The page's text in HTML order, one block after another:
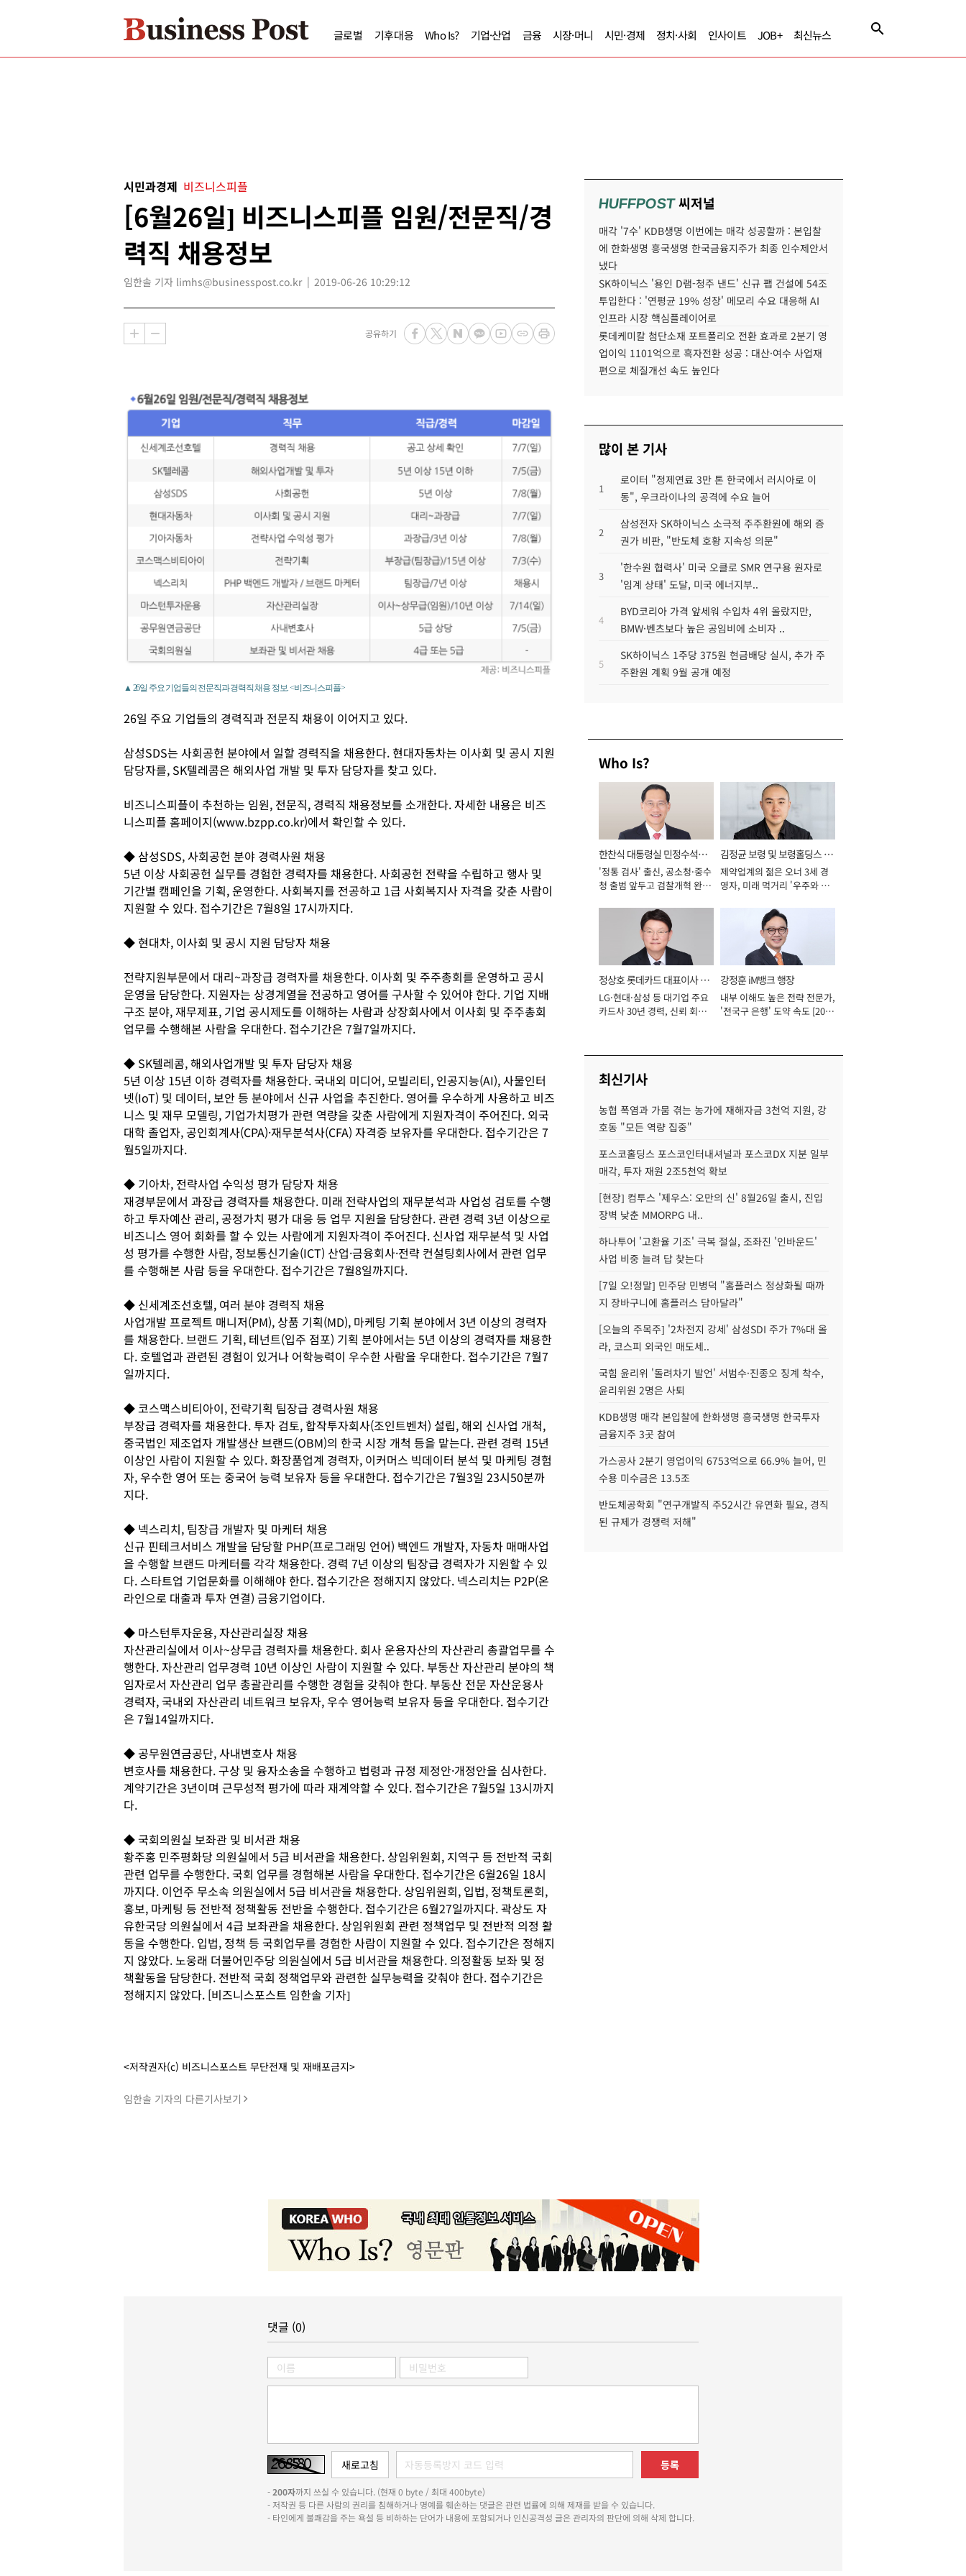
글로벌 기후대응 Who Is? 기업·산업 금융 시장·머니 시민·경제 정치·사회 인사이트 JOB+ 최신뉴스
시민과경제 비즈니스피플
[6월26일] 비즈니스피플 임원/전문직/경
력직 채용정보
임한솔 기자 limhs@businesspost.co.kr 2019-06-26 10:29:12
공유하기
▲ 26일 주요 기업들의 전문직과 경력직 채용 정보. <비즈니스피플>
26일 주요 기업들의 경력직과 전문직 채용이 이어지고 있다.
삼성SDS는 사회공헌 분야에서 일할 경력직을 채용한다. 현대자동차는 이사회 및 공시 지원
담당자를, SK텔레콤은 해외사업 개발 및 투자 담당자를 찾고 있다.
비즈니스피플이 추천하는 임원, 전문직, 경력직 채용정보를 소개한다. 자세한 내용은 비즈
니스피플 홈페이지(www.bzpp.co.kr)에서 확인할 수 있다.
◆ 삼성SDS, 사회공헌 분야 경력사원 채용
5년 이상 사회공헌 실무를 경험한 경력자를 채용한다. 사회공헌 전략을 수립하고 행사 및
기간별 캠페인을 기획, 운영한다. 사회복지를 전공하고 1급 사회복지사 자격을 갖춘 사람이
지원할 수 있다. 접수기간은 7월8일 17시까지다.
◆ 현대차, 이사회 및 공시 지원 담당자 채용
전략지원부문에서 대리~과장급 경력자를 채용한다. 이사회 및 주주총회를 운영하고 공시
운영을 담당한다. 지원자는 상경계열을 전공하고 영어를 구사할 수 있어야 한다. 기업 지배
구조 분야, 재무제표, 기업 공시제도를 이해하는 사람과 상장회사에서 이사회 및 주주총회
업무를 수행해본 사람을 우대한다. 접수기간은 7월7일까지다.
◆ SK텔레콤, 해외사업개발 및 투자 담당자 채용
5년 이상 15년 이하 경력자를 채용한다. 국내외 미디어, 모빌리티, 인공지능(AI), 사물인터
넷(IoT) 및 데이터, 보안 등 분야에서 신규 사업을 추진한다. 영어를 우수하게 사용하고 비즈
니스 및 재무 모델링, 기업가치평가 관련 역량을 갖춘 사람에게 지원자격이 주어진다. 외국
대학 졸업자, 공인회계사(CPA)·재무분석사(CFA) 자격증 보유자를 우대한다. 접수기간은 7
월5일까지다.
◆ 기아차, 전략사업 수익성 평가 담당자 채용
재경부문에서 과장급 경력자를 채용한다. 미래 전략사업의 재무분석과 사업성 검토를 수행
하고 투자예산 관리, 공정가치 평가 대응 등 업무 지원을 담당한다. 관련 경력 3년 이상으로
비즈니스 영어 회화를 할 수 있는 사람에게 지원자격이 주어진다. 신사업 재무분석 및 사업
성 평가를 수행한 사람, 정보통신기술(ICT) 산업·금융회사·전략 컨설팅회사에서 관련 업무
를 수행해본 사람 등을 우대한다. 접수기간은 7월8일까지다.
◆ 신세계조선호텔, 여러 분야 경력직 채용
사업개발 프로젝트 매니저(PM), 상품 기획(MD), 마케팅 기획 분야에서 3년 이상의 경력자
를 채용한다. 브랜드 기획, 테넌트(입주 점포) 기획 분야에서는 5년 이상의 경력자를 채용한
다. 호텔업과 관련된 경험이 있거나 어학능력이 우수한 사람을 우대한다. 접수기간은 7월7
일까지다.
◆ 코스맥스비티아이, 전략기획 팀장급 경력사원 채용
부장급 경력자를 채용한다. 투자 검토, 합작투자회사(조인트벤처) 설립, 해외 신사업 개척,
중국법인 제조업자 개발생산 브랜드(OBM)의 한국 시장 개척 등을 맡는다. 관련 경력 15년
이상인 사람이 지원할 수 있다. 화장품업계 경력자, 이커머스 빅데이터 분석 및 마케팅 경험
자, 우수한 영어 또는 중국어 능력 보유자 등을 우대한다. 접수기간은 7월3일 23시50분까
지다.
◆ 넥스리치, 팀장급 개발자 및 마케터 채용
신규 핀테크서비스 개발을 담당할 PHP(프로그래밍 언어) 백엔드 개발자, 자동차 매매사업
을 수행할 브랜드 마케터를 각각 채용한다. 경력 7년 이상의 팀장급 경력자가 지원할 수 있
다. 스타트업 기업문화를 이해해야 한다. 접수기간은 정해지지 않았다. 넥스리치는 P2P(온
라인으로 대출과 투자 연결) 금융기업이다.
◆ 마스턴투자운용, 자산관리실장 채용
자산관리실에서 이사~상무급 경력자를 채용한다. 회사 운용자산의 자산관리 총괄업무를 수
행한다. 자산관리 업무경력 10년 이상인 사람이 지원할 수 있다. 부동산 자산관리 분야의 책
임자로서 자산관리 업무 총괄관리를 수행한 경험을 갖춰야 한다. 부동산 전문 자산운용사
경력자, 국내외 자산관리 네트워크 보유자, 우수 영어능력 보유자 등을 우대한다. 접수기간
은 7월14일까지다.
◆ 공무원연금공단, 사내변호사 채용
변호사를 채용한다. 구상 및 융자소송을 수행하고 법령과 규정 제정안·개정안을 심사한다.
계약기간은 3년이며 근무성적 평가에 따라 재계약할 수 있다. 접수기간은 7월5일 13시까지
다.
◆ 국회의원실 보좌관 및 비서관 채용
황주홍 민주평화당 의원실에서 5급 비서관을 채용한다. 상임위원회, 지역구 등 전반적 국회
관련 업무를 수행한다. 국회 업무를 경험해본 사람을 우대한다. 접수기간은 6월26일 18시
까지다. 이언주 무소속 의원실에서 5급 비서관을 채용한다. 상임위원회, 입법, 정책토론회,
홍보, 마케팅 등 전반적 정책활동 전반을 수행한다. 접수기간은 6월27일까지다. 곽상도 자
유한국당 의원실에서 4급 보좌관을 채용한다. 상임위원회 관련 정책업무 및 전반적 의정 활
동을 수행한다. 입법, 정책 등 국회업무를 경험한 사람이 지원할 수 있다. 접수기간은 정해지
지 않았다. 노웅래 더불어민주당 의원실에서 5급 비서관을 채용한다. 의정활동 보좌 및 정
책활동을 담당한다. 전반적 국회 정책업무와 관련한 실무능력을 갖춰야 한다. 접수기간은
정해지지 않았다. [비즈니스포스트 임한솔 기자]
<저작권자(c) 비즈니스포스트 무단전재 및 재배포금지>
임한솔 기자의 다른기사보기
HUFFPOST씨저널
매각 '7수' KDB생명 이번에는 매각 성공할까 : 본입찰
에 한화생명 흥국생명 한국금융지주가 최종 인수제안서
냈다
SK하이닉스 '용인 D램-청주 낸드' 신규 팹 건설에 54조
투입한다 : '연평균 19% 성장' 메모리 수요 대응해 AI
인프라 시장 핵심플레이어로
롯데케미칼 첨단소재 포트폴리오 전환 효과로 2분기 영
업이익 1101억으로 흑자전환 성공 : 대산·여수 사업재
편으로 체질개선 속도 높인다
많이 본 기사
1
로이터 "정제연료 3만 톤 한국에서 러시아로 이
동", 우크라이나의 공격에 수요 늘어
2
삼성전자 SK하이닉스 소극적 주주환원에 해외 증
권가 비판, "반도체 호황 지속성 의문"
3
'한수원 협력사' 미국 오클로 SMR 연구용 원자로
'임계 상태' 도달, 미국 에너지부..
4
BYD코리아 가격 앞세워 수입차 4위 올랐지만,
BMW·벤츠보다 높은 공임비에 소비자 ..
5
SK하이닉스 1주당 375원 현금배당 실시, 추가 주
주환원 계획 9월 공개 예정
Who Is?
한찬식 대통령실 민정수석비
서관
'정통 검사' 출신, 공소청·중수
청 출범 앞두고 검찰개혁 완수
김정균 보령 및 보령홀딩스 대
표이사 사장
제약업계의 젊은 오너 3세 경
영자, 미래 먹거리 '우주와 헬
정상호 롯데카드 대표이사 사
장
LG·현대·삼성 등 대기업 주요
카드사 30년 경력, 신뢰 회복
강정훈 iM뱅크 행장
내부 이해도 높은 전략 전문가,
'전국구 은행' 도약 속도 [2026
최신기사
농협 폭염과 가뭄 겪는 농가에 재해자금 3천억 지원, 강
호동 "모든 역량 집중"
포스코홀딩스 포스코인터내셔널과 포스코DX 지분 일부
매각, 투자 재원 2조5천억 확보
[현장] 컴투스 '제우스: 오만의 신' 8월26일 출시, 진입
장벽 낮춘 MMORPG 내..
하나투어 '고환율 기조' 극복 절실, 조좌진 '인바운드'
사업 비중 늘려 답 찾는다
[7일 오!정말] 민주당 민병덕 "홈플러스 정상화될 때까
지 장바구니에 홈플러스 담아달라"
[오늘의 주목주] '2차전지 강세' 삼성SDI 주가 7%대 올
라, 코스피 외국인 매도세..
국힘 윤리위 '돌려차기 발언' 서범수·진종오 징계 착수,
윤리위원 2명은 사퇴
KDB생명 매각 본입찰에 한화생명 흥국생명 한국투자
금융지주 3곳 참여
가스공사 2분기 영업이익 6753억으로 66.9% 늘어, 민
수용 미수금은 13.5조
반도체공학회 "연구개발직 주52시간 유연화 필요, 경직
된 규제가 경쟁력 저해"
댓글 (0)
등록
-200자까지 쓰실 수 있습니다. (현재 0 byte / 최대 400byte)
- 저작권 등 다른 사람의 권리를 침해하거나 명예를 훼손하는 댓글은 관련 법률에 의해 제재를 받을 수 있습니다.
- 타인에게 불쾌감을 주는 욕설 등 비하하는 단어가 내용에 포함되거나 인신공격성 글은 관리자의 판단에 의해 삭제 합니다.